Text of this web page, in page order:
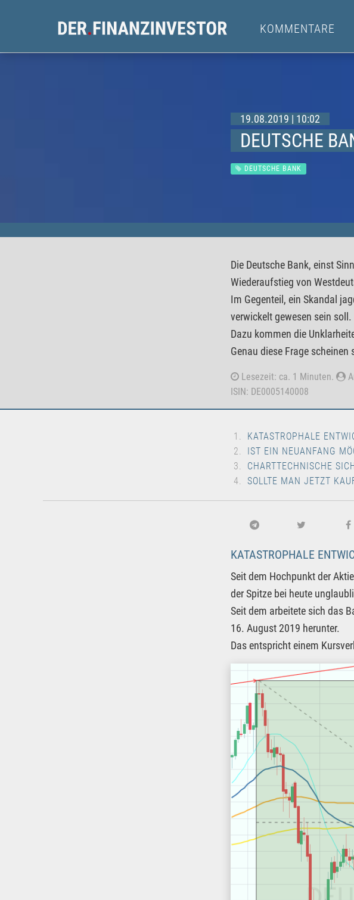
KOMMENTARE
19.08.2019 | 10:02
DEUTSCHE
DEUTSCHE BANK
Die Deutsche Bank, einst
Wiederaufstieg von
Im Gegenteil, ein Skandal
verwickelt gewesen sein soll.
Dazu kommen die
Genau diese Frage
Lesezeit: ca. 1 Minuten.
ISIN: DE0005140008
KATASTROPHALE
IST EIN NEUANFANG
CHARTTECHNISCHE
SOLLTE MAN JETZT
KATASTROPHALE
Seit dem Hochpunkt der
der Spitze bei heute
Seit dem arbeitete sich das
16. August 2019 herunter.
Das entspricht einem